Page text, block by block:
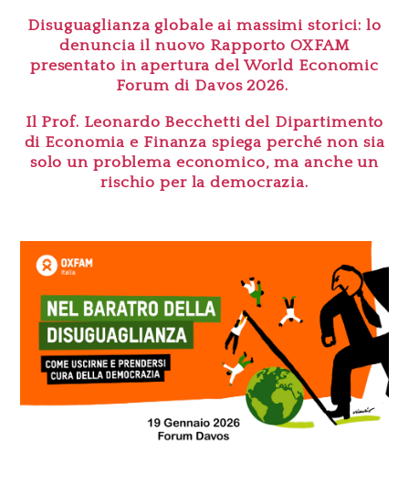
Disuguaglianza globale ai massimi storici: lo
denuncia il nuovo Rapporto OXFAM
presentato in apertura del World Economic
Forum di Davos 2026.
Il Prof. Leonardo Becchetti del Dipartimento
di Economia e Finanza spiega perché non sia
solo un problema economico, ma ancheun
rischio per la democrazia.